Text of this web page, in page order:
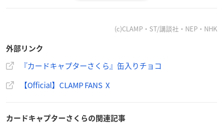
＼【イオン限定】
登場🍫‼️／
編」の絵柄がスライド缶の3個セットに🌸
バレンタインギフトにぜひ🎁✨
🔽詳細はこちら https://t.co/yLnfyKJ94E
(c)CLAMP・ST/講談社・NEP・NHK
外部リンク
『カードキャプターさくら』缶入りチョコ
【Official】CLAMP FANS X
カードキャプターさくらの関連記事